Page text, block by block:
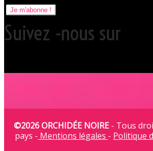
Je m'abonne !
Suivez -nous sur
©2026 ORCHIDÉE NOIRE - Tous
pays - Mentions légales - Politique